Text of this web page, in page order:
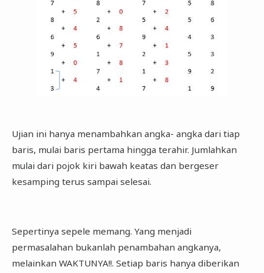
Ujian ini hanya menambahkan angka- angka dari tiap
baris, mulai baris pertama hingga terahir. Jumlahkan
mulai dari pojok kiri bawah keatas dan bergeser
kesamping terus sampai selesai.
Sepertinya sepele memang. Yang menjadi
permasalahan bukanlah penambahan angkanya,
melainkan WAKTUNYA!!. Setiap baris hanya diberikan